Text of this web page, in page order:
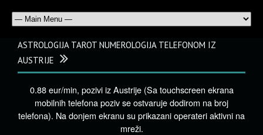
ASTROLOGIJA TAROT NUMEROLOGIJA TELEFONOM IZ
AUSTRIJE
0.88 eur/min, pozivi iz Austrije (Sa touchscreen ekrana
mobilnih telefona poziv se ostvaruje dodirom na broj
telefona). Na donjem ekranu su prikazani operateri aktivni na
mreži.